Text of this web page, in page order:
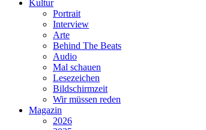
Kultur
Portrait
Interview
Arte
Behind The Beats
Audio
Mal schauen
Lesezeichen
Bildschirmzeit
Wir müssen reden
Magazin
2026